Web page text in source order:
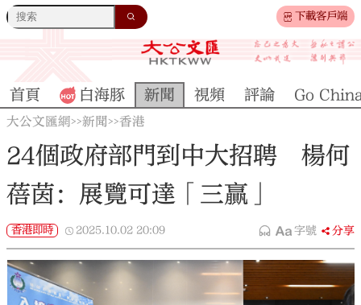
下載客戶端
首頁 白海豚 新聞 視頻 評論 Go
大公文匯網>>新聞>>香港
24個政府部門到中大招聘 楊何
蓓茵：展覽可達「三贏」
香港即時 2025.10.02 20:09 字號 分享